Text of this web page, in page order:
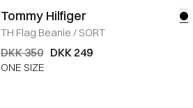
Tommy Hilfiger
TH Flag Beanie / SORT
DKK 350 DKK 249
ONE SIZE